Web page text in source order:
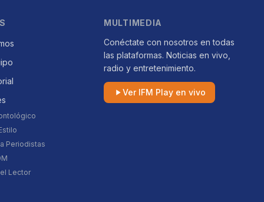
Periodistas
Lector
MULTIMEDIA
Conéctate con nosotros en todas
las plataformas. Noticias en vivo,
radio y entretenimiento.
Ver IFM Play en vivo